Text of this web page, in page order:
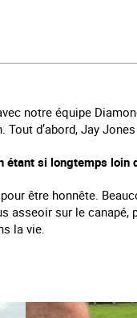
notre équipe
d’abord, Jay
étant si longtemps loin
être honnête.
asseoir sur le
la vie.